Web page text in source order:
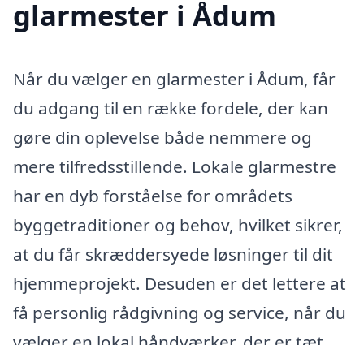
glarmester i Ådum
Når du vælger en glarmester i Ådum, får
du adgang til en række fordele, der kan
gøre din oplevelse både nemmere og
mere tilfredsstillende. Lokale glarmestre
har en dyb forståelse for områdets
byggetraditioner og behov, hvilket sikrer,
at du får skræddersyede løsninger til dit
hjemmeprojekt. Desuden er det lettere at
få personlig rådgivning og service, når du